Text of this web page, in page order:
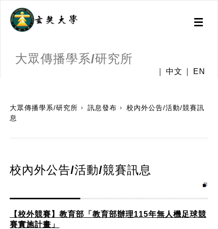
Toggle
大眾傳播學系/研究所
中文 EN
大眾傳播學系/研究所 訊息發布
校內外公告/活動/競賽訊
息
校內外公告/活動/競賽訊息
【校外競賽】教育部「教育部辦理115年無人機足球競
賽實施計畫」